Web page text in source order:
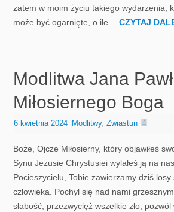
zatem w moim życiu takiego wydarzenia,
może być ogarnięte, o ile… CZYTAJ
Modlitwa Jana
Miłosiernego Boga
6 kwietnia 2024 |Modlitwy, Zwiastun
Boże, Ojcze Miłosierny, który objawiłeś
Synu Jezusie Chrystusiei wylałeś ją na
Pocieszycielu, Tobie zawierzamy dziś
człowieka. Pochyl się nad nami
słabość, przezwycięż wszelkie zło, pozwól